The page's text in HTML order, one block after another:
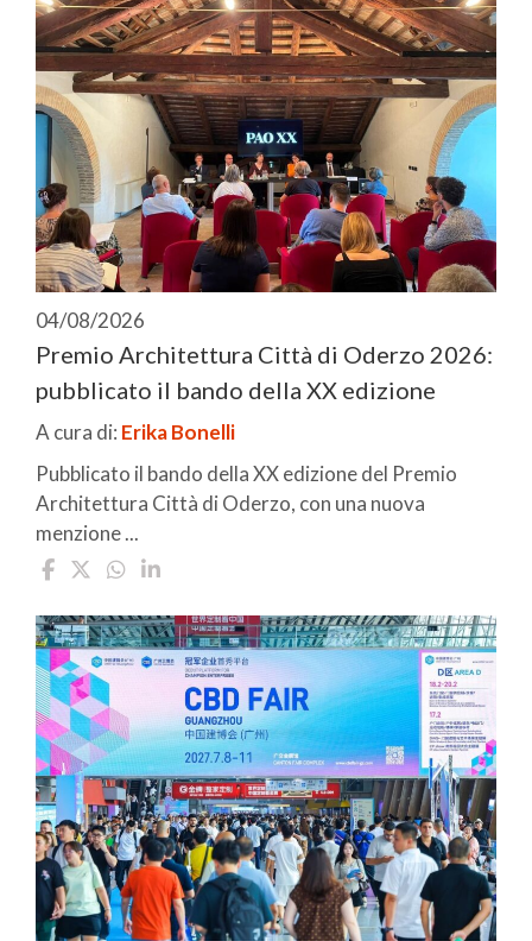
04/08/2026
Premio Architettura Città di Oderzo 2026:
pubblicato il bando della XX edizione
A cura di: Erika Bonelli
Pubblicato il bando della XX edizione del Premio
Architettura Città di Oderzo, con una nuova
menzione ...